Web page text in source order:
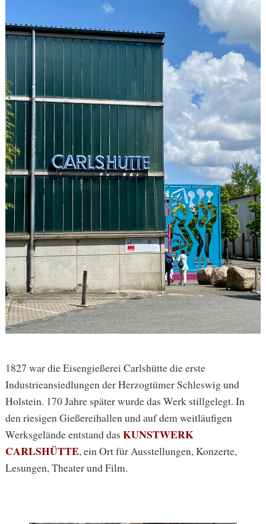
1827 war die Eisengießerei Carlshütte die erste
Industrieansiedlungen der Herzogtümer Schleswig und
Holstein. 170 Jahre später wurde das Werk stillgelegt. In
den riesigen Gießereihallen und auf dem weitläufigen
Werksgelände entstand das KUNSTWERK
CARLSHÜTTE, ein Ort für Ausstellungen, Konzerte,
Lesungen, Theater und Film.